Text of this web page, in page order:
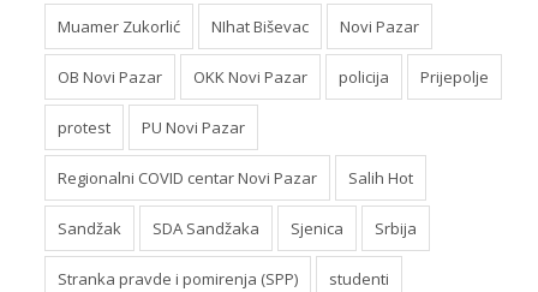
Muamer Zukorlić NIhat Biševac Novi Pazar
OB Novi Pazar OKK Novi Pazar policija Prijepolje
protest PU Novi Pazar
Regionalni COVID centar Novi Pazar Salih Hot
Sandžak SDA Sandžaka Sjenica Srbija
Stranka pravde i pomirenja (SPP) studenti